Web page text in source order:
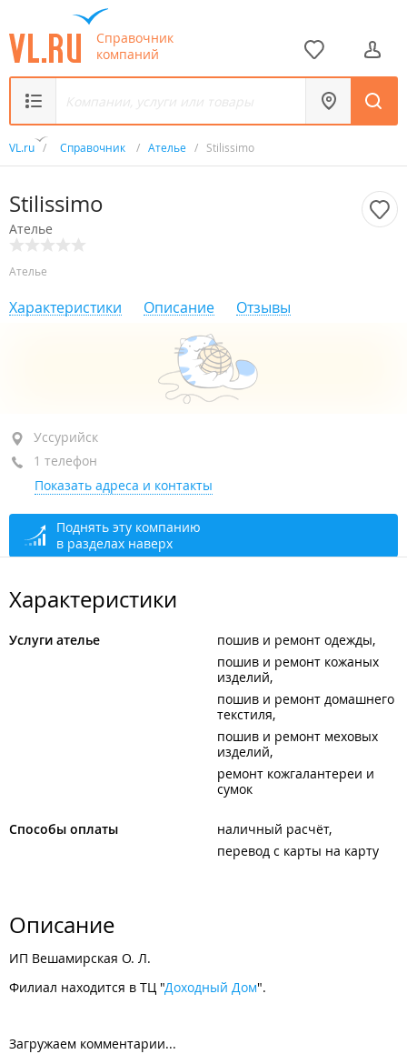
Справочник
компаний
VL.ru / Справочник / Ателье / Stilissimo
Stilissimo
Ателье
Ателье
Характеристики Описание Отзывы
Уссурийск, ул. Тимирязева, 56
ТЦ "Доходный дом", каб. 5
+7 908 966-32-62
открыто: 10:00–18:00
Уссурийск
1 телефон
Показать адреса и контакты
Поднять эту компанию
в разделах наверх
Характеристики
Услуги ателье
пошив и ремонт одежды
пошив и ремонт кожаных
изделий
пошив и ремонт домашнего
текстиля
пошив и ремонт меховых
изделий
ремонт кожгалантереи и
сумок
Способы оплаты
наличный расчёт
перевод с карты на карту
Описание
ИП Вешамирская О. Л.
Филиал находится в ТЦ "Доходный Дом".
Загружаем комментарии...